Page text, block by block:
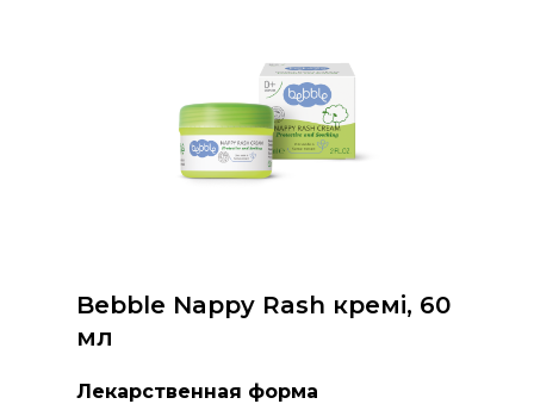
Bebble Nappy Rash кремі, 60
мл
Лекарственная форма